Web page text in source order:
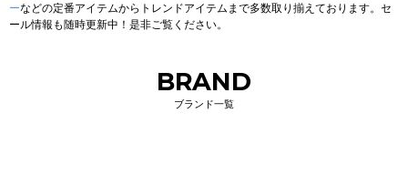
ーなどの定番アイテムからトレンドアイテムまで多数取り揃えております。セ
ール情報も随時更新中！是非ご覧ください。
BRAND
ブランド一覧